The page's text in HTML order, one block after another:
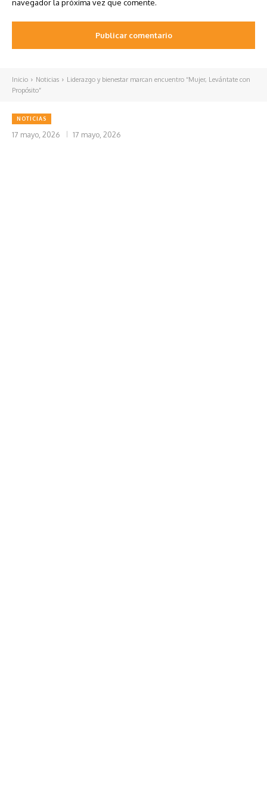
navegador la próxima vez que comente.